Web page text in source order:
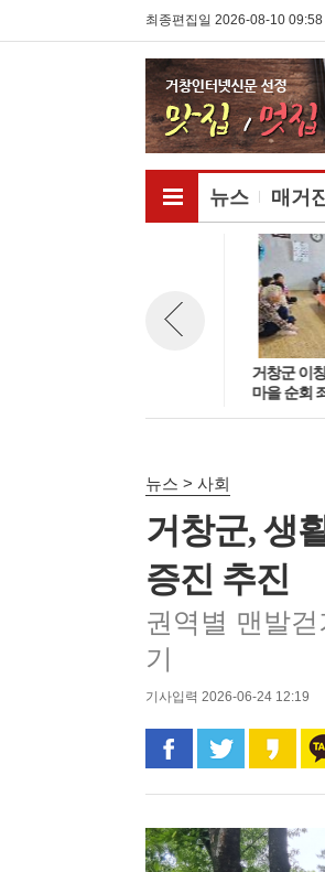
최종편집일 2026-08-10 09:58
뉴스 매거
전체메뉴보기
거창군 이
마을 순회
뉴스 > 사회
거창군, 생
증진 추진
권역별 맨발
기
기사입력 2026-06-24 12:19
페이스북으로 공
트위터로카